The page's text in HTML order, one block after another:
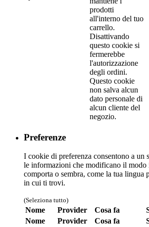
prodotti
all'interno del tuo
carrello.
Disattivando
questo cookie si
fermerebbe
l'autorizzazione
degli ordini.
Questo cookie
non salva alcun
dato personale di
alcun cliente del
negozio.
Preferenze
I cookie di preferenza consentono a un
le informazioni che modificano il
comporta o sembra, come la tua lingua
in cui ti trovi.
(Seleziona tutto)
Nome Provider Cosa fa
Nome
Provider Cosa fa